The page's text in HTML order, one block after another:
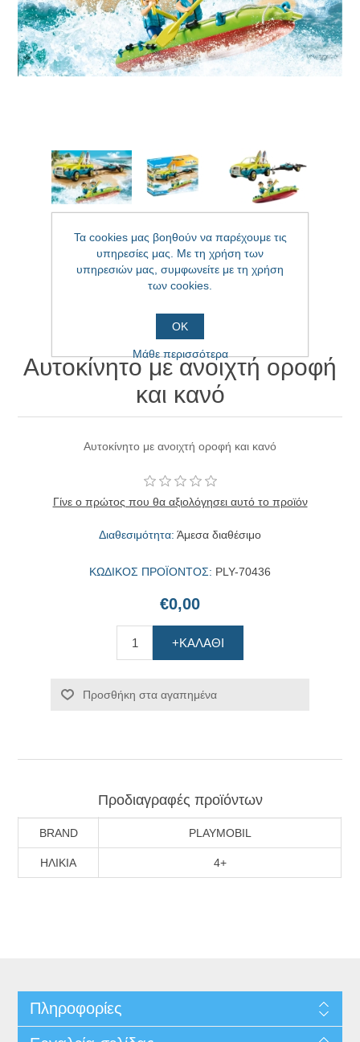
Αυτοκίνητο με ανοιχτή οροφή
και κανό
Αυτοκίνητο με ανοιχτή οροφή και κανό
Γίνε ο πρώτος που θα αξιολόγησει αυτό το προϊόν
Διαθεσιμότητα: Άμεσα διαθέσιμο
ΚΩΔΙΚΟΣ ΠΡΟΪΟΝΤΟΣ: PLY-70436
€0,00
+ΚΑΛΆΘΙ
Προσθήκη στα αγαπημένα
Προδιαγραφές προϊόντων
BRAND PLAYMOBIL
ΗΛΙΚΙΑ 4+
Πληροφορίες
Τα cookies μας βοηθούν να παρέχουμε τις
υπηρεσίες μας. Με τη χρήση των
υπηρεσιών μας, συμφωνείτε με τη χρήση
των cookies.
ΟΚ
Μάθε περισσότερα